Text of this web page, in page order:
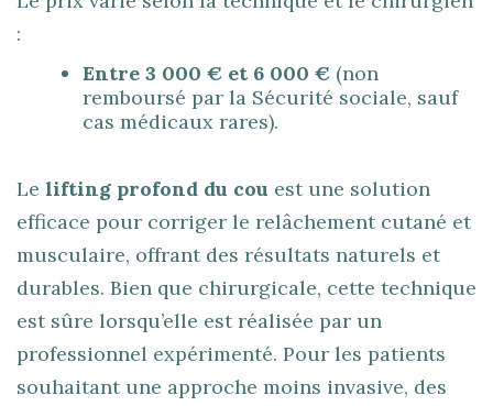
:
Entre 3 000 € et 6 000 € (non
remboursé par la Sécurité sociale, sauf
cas médicaux rares).
Le lifting profond du cou est une solution
efficace pour corriger le relâchement cutané et
musculaire, offrant des résultats naturels et
durables. Bien que chirurgicale, cette technique
est sûre lorsqu’elle est réalisée par un
professionnel expérimenté. Pour les patients
souhaitant une approche moins invasive, des